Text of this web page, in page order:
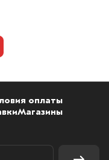
оплаты
Магазины